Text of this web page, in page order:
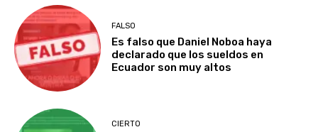
FALSO
Es falso que Daniel Noboa haya
declarado que los sueldos en
Ecuador son muy altos
CIERTO